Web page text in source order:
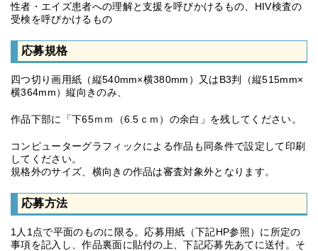
性者・エイズ患者への理解と支援を呼びかけるもの、HIV検査の
受検を呼びかけるもの
応募規格
四つ切り画用紙（縦540mm×横380mm）又はB3判（縦515mm×
横364mm）縦向きのみ、
作品下部に「下65ｍｍ（6.5ｃｍ）の余白」を残してください。
コンピューターグラフィックによる作品も同条件で設定して印刷
してください。
規格外のサイズ、横向きの作品は審査対象外となります。
応募方法
1人1点で平面のものに限る。応募用紙（下記HP参照）に所定の
事項を記入し、作品裏面に貼付の上、下記応募先あてに送付。そ